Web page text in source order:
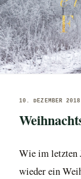
VERÖFFENTLICHT
10. DEZEMBER 2018
Wie im letzten
wieder ein